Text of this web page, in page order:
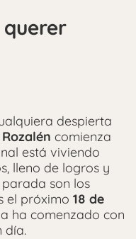
despierta
Rozalén comienza
está viviendo
lleno de logros y
son los
el próximo 18 de
ha comenzado con
día.